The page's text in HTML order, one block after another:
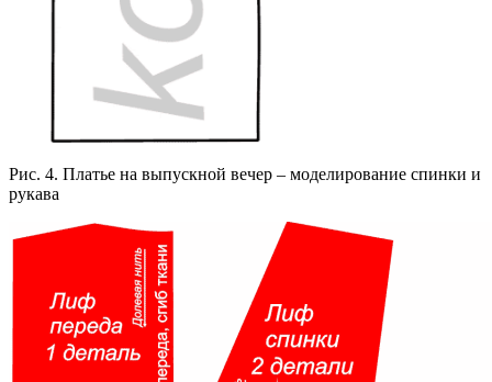
Рис. 4. Платье на выпускной вечер – моделирование спинки и
рукава